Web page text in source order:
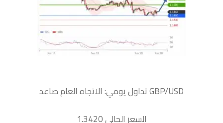
السعر الحالي 1.3420